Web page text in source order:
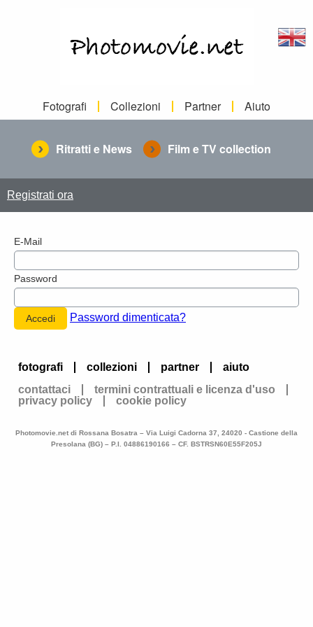
Fotografi Collezioni Partner Aiuto
Ritratti e News Film e TV collection
Registrati ora
E-Mail
Password
Password dimenticata?
fotografi collezioni partner
aiuto
contattaci
termini contrattuali e licenza d'uso
privacy policy
cookie policy
Photomovie.net di Rossana Bosatra – Via Luigi Cadorna 37, 24020 - Castione della
Presolana (BG) – P.I. 04886190166 – CF. BSTRSN60E55F205J